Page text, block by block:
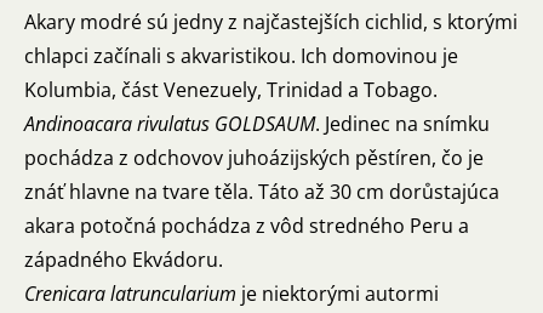
Akary modré sú jedny z najčastejších cichlid, s ktorými
chlapci začínali s akvaristikou. Ich domovinou je
Kolumbia, část Venezuely, Trinidad a Tobago.
Andinoacara rivulatus GOLDSAUM. Jedinec na snímku
pochádza z odchovov juhoázijských pěstíren, čo je
znáť hlavne na tvare těla. Táto až 30 cm dorůstajúca
akara potočná pochádza z vôd stredného Peru a
západného Ekvádoru.
Crenicara latruncularium je niektorými autormi